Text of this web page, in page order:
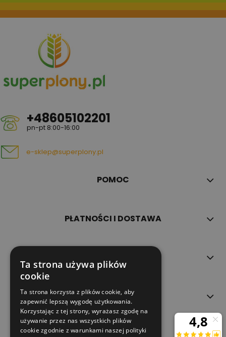
+48605102201
pn-pt 8:00-16:00
e-sklep@superplony.pl
POMOC
PŁATNOŚCI I DOSTAWA
O NAS
Ta strona używa plików
cookie
Ta strona korzysta z plików cookie, aby
zapewnić lepszą wygodę użytkowania.
Korzystając z tej strony, wyrażasz zgodę na
używanie przez nas wszystkich plików
cookie zgodnie z warunkami naszej polityki